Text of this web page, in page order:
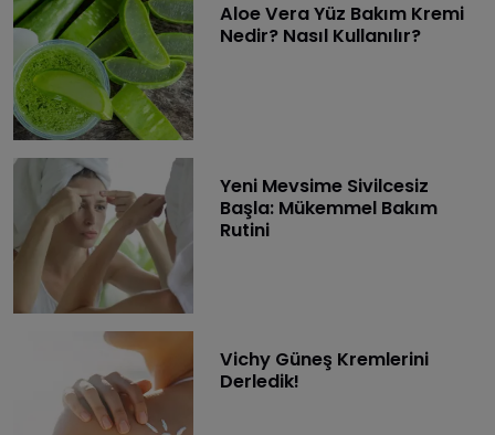
Aloe Vera Yüz Bakım Kremi
Nedir? Nasıl Kullanılır?
Yeni Mevsime Sivilcesiz
Başla: Mükemmel Bakım
Rutini
Vichy Güneş Kremlerini
Derledik!